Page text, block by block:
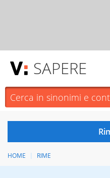
SAPERE
HOME RIME